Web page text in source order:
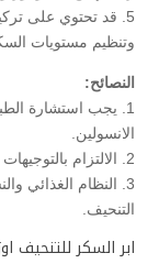
5. قد تحتوي على
وتنظيم مستويات
النصائح:
1. يجب استشارة
الانسولين.
2. الالتزام بالتوجيهات الطبية وتعديل الجرعات بناءً على استجابة الجسم.
3. النظام الغذائي
التنحيف.
ابر السكر للتنحيف